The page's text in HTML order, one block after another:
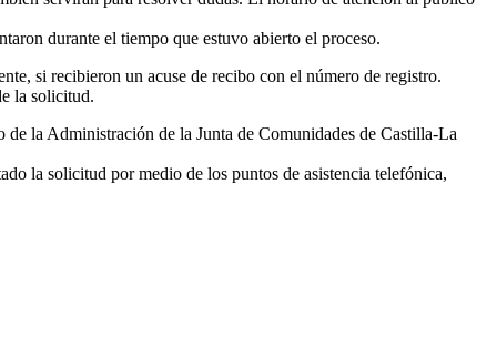
durante el tiempo que estuvo abierto el proceso.
si recibieron un acuse de recibo con el número de registro.
la solicitud.
la Administración de la Junta de Comunidades de Castilla-La
la solicitud por medio de los puntos de asistencia telefónica,